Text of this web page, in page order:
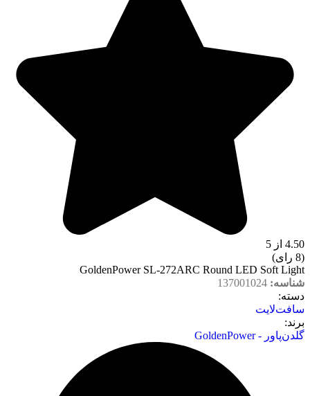
4.50 از 5
(8 رای)
GoldenPower SL-272ARC Round LED Soft Light
شناسه: 137001024
دسته‌:
سافت‌لایت
برند:
گلدن‌پاور - GoldenPower